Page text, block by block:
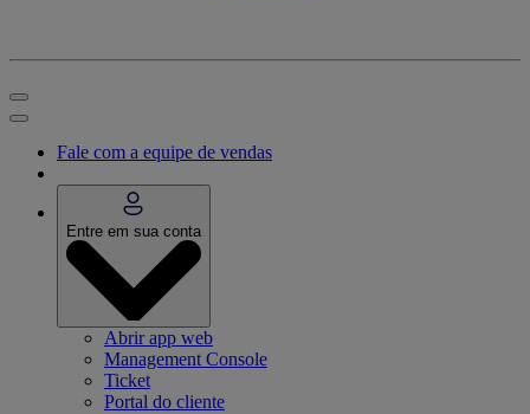
Fale com a equipe de vendas
Entre em sua conta
Abrir app web
Management Console
Ticket
Portal do cliente